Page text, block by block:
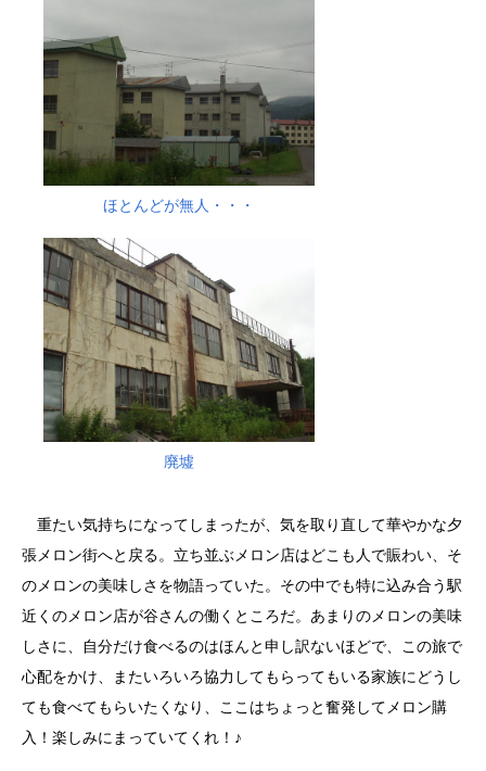
ほとんどが無人・・・
廃墟
重たい気持ちになってしまったが、気を取り直して華やかな夕
張メロン街へと戻る。立ち並ぶメロン店はどこも人で賑わい、そ
のメロンの美味しさを物語っていた。その中でも特に込み合う駅
近くのメロン店が谷さんの働くところだ。あまりのメロンの美味
しさに、自分だけ食べるのはほんと申し訳ないほどで、この旅で
心配をかけ、またいろいろ協力してもらってもいる家族にどうし
ても食べてもらいたくなり、ここはちょっと奮発してメロン購
入！楽しみにまっていてくれ！♪